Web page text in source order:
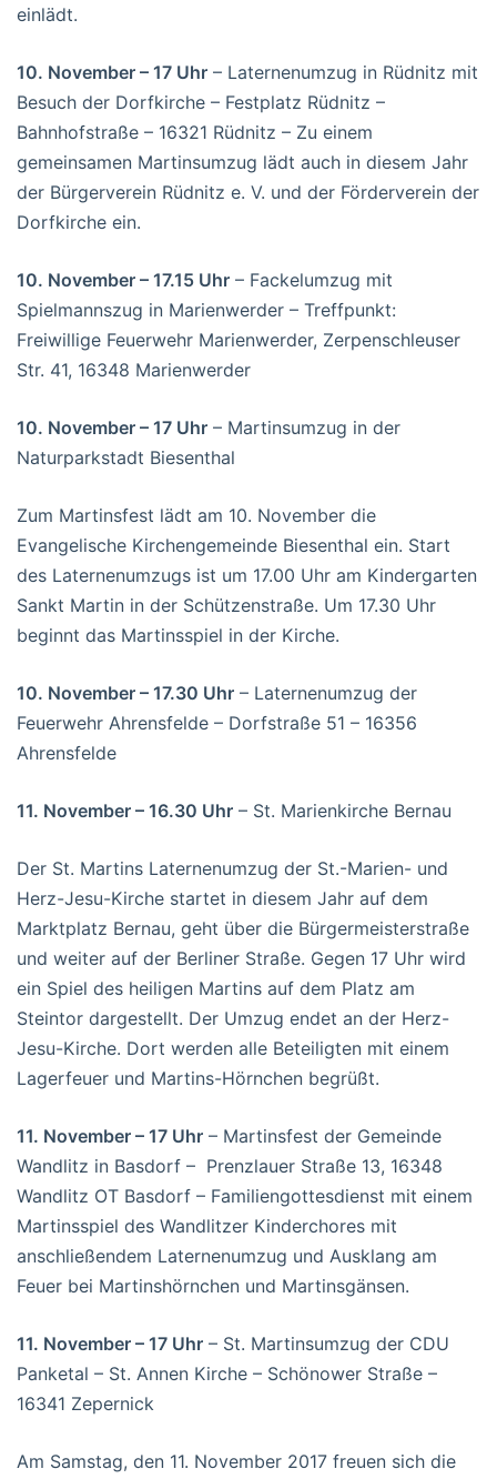
einlädt.
10. November – 17 Uhr – Laternenumzug in Rüdnitz mit
Besuch der Dorfkirche – Festplatz Rüdnitz –
Bahnhofstraße – 16321 Rüdnitz – Zu einem
gemeinsamen Martinsumzug lädt auch in diesem Jahr
der Bürgerverein Rüdnitz e. V. und der Förderverein der
Dorfkirche ein.
10. November – 17.15 Uhr – Fackelumzug mit
Spielmannszug in Marienwerder – Treffpunkt:
Freiwillige Feuerwehr Marienwerder, Zerpenschleuser
Str. 41, 16348 Marienwerder
10. November – 17 Uhr – Martinsumzug in der
Naturparkstadt Biesenthal
Zum Martinsfest lädt am 10. November die
Evangelische Kirchengemeinde Biesenthal ein. Start
des Laternenumzugs ist um 17.00 Uhr am Kindergarten
Sankt Martin in der Schützenstraße. Um 17.30 Uhr
beginnt das Martinsspiel in der Kirche.
10. November – 17.30 Uhr – Laternenumzug der
Feuerwehr Ahrensfelde – Dorfstraße 51 – 16356
Ahrensfelde
11. November – 16.30 Uhr – St. Marienkirche Bernau
Der St. Martins Laternenumzug der St.-Marien- und
Herz-Jesu-Kirche startet in diesem Jahr auf dem
Marktplatz Bernau, geht über die Bürgermeisterstraße
und weiter auf der Berliner Straße. Gegen 17 Uhr wird
ein Spiel des heiligen Martins auf dem Platz am
Steintor dargestellt. Der Umzug endet an der Herz-
Jesu-Kirche. Dort werden alle Beteiligten mit einem
Lagerfeuer und Martins-Hörnchen begrüßt.
11. November – 17 Uhr – Martinsfest der Gemeinde
Wandlitz in Basdorf – Prenzlauer Straße 13, 16348
Wandlitz OT Basdorf – Familiengottesdienst mit einem
Martinsspiel des Wandlitzer Kinderchores mit
anschließendem Laternenumzug und Ausklang am
Feuer bei Martinshörnchen und Martinsgänsen.
11. November – 17 Uhr – St. Martinsumzug der CDU
Panketal – St. Annen Kirche – Schönower Straße –
16341 Zepernick
Am Samstag, den 11. November 2017 freuen sich die